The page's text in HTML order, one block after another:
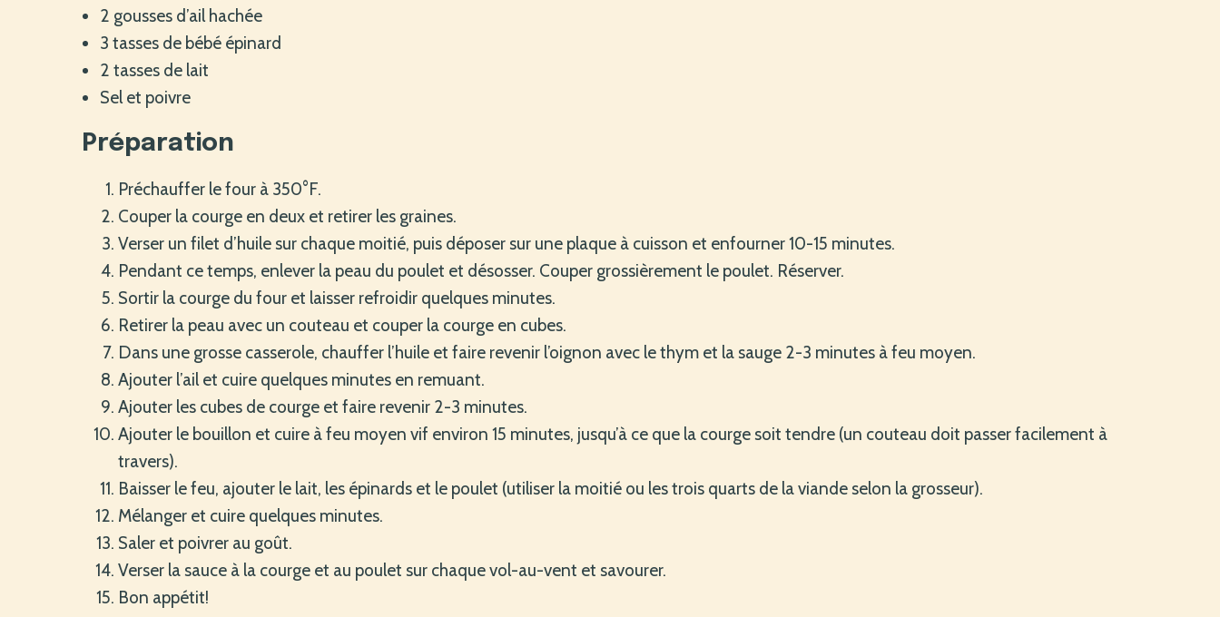
2 gousses d’ail hachée
3 tasses de bébé épinard
2 tasses de lait
Sel et poivre
Préparation
Préchauffer le four à 350°F.
Couper la courge en deux et retirer les graines.
Verser un filet d’huile sur chaque moitié, puis déposer sur une plaque à cuisson et enfourner 10-15 minutes.
Pendant ce temps, enlever la peau du poulet et désosser. Couper grossièrement le poulet. Réserver.
Sortir la courge du four et laisser refroidir quelques minutes.
Retirer la peau avec un couteau et couper la courge en cubes.
Dans une grosse casserole, chauffer l’huile et faire revenir l’oignon avec le thym et la sauge 2-3 minutes à feu moyen.
Ajouter l’ail et cuire quelques minutes en remuant.
Ajouter les cubes de courge et faire revenir 2-3 minutes.
Ajouter le bouillon et cuire à feu moyen vif environ 15 minutes, jusqu’à ce que la courge soit tendre (un couteau doit passer facilement à
travers).
Baisser le feu, ajouter le lait, les épinards et le poulet (utiliser la moitié ou les trois quarts de la viande selon la grosseur).
Mélanger et cuire quelques minutes.
Saler et poivrer au goût.
Verser la sauce à la courge et au poulet sur chaque vol-au-vent et savourer.
Bon appétit!